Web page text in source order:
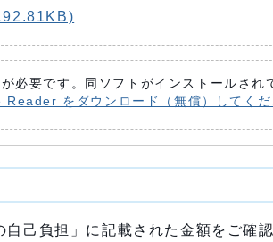
必要です。同ソフトがインストールされ
をダウンロード（無償）してくだ
己負担」に記載された金額をご確認